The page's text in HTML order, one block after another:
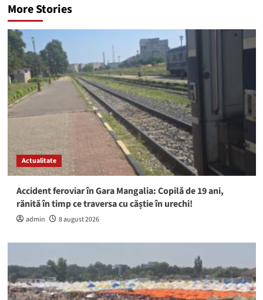
More Stories
Actualitate
Accident feroviar în Gara Mangalia: Copilă de 19 ani,
rănită în timp ce traversa cu căștie în urechi!
admin 8 august 2026